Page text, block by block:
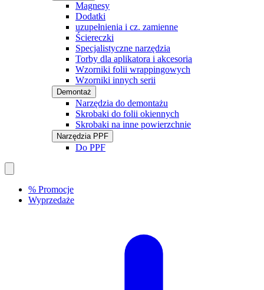
Magnesy
Dodatki
uzupełnienia i cz. zamienne
Ściereczki
Specjalistyczne narzędzia
Torby dla aplikatora i akcesoria
Wzorniki folii wrappingowych
Wzorniki innych serii
Demontaż
Narzędzia do demontażu
Skrobaki do folii okiennych
Skrobaki na inne powierzchnie
Narzędzia PPF
Do PPF
% Promocje
Wyprzedaże